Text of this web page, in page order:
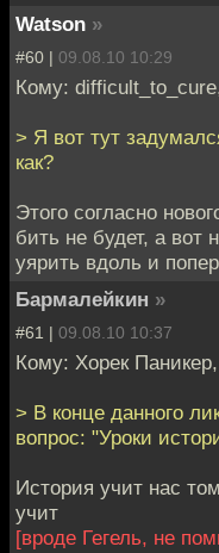
Watson »
#60 | 09.08.10 10:29
Кому:
> Я вот тут
как?
Этого согласно
бить не будет, а
уярить вдоль и
Бармалейкин »
#61 | 09.08.10 10:37
Кому: Хорек Паникер,
> В конце данного
вопрос: "Уроки
История учит нас
учит
[вроде Гегель, не